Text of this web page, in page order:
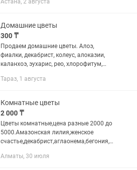
1000 тг Цветущие фиалки по 2000 тг.
Астана, 2 августа
Домашние цветы
300 ₸
Продаем домашние цветы. Алоэ,
фиалки, декабрист, колеус, алоказии,
каланхоэ, эухарис, рео, хлорофитум,
Тараз, 1 августа
Комнатные цветы
2 000 ₸
Цветы комнатные,цена разные 2000 до
5000.Амазонская лилия,женское
счастье,декабрист,аглаонема,бегония,
бенджамин,мята,Хлорофитум.Доставк
Алматы, 30 июля